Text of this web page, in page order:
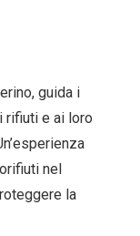
guida i
rifiuti e ai loro
nel
la